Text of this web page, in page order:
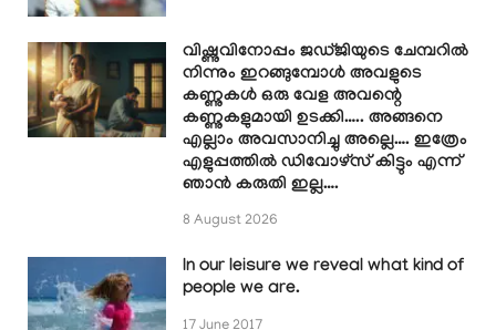
വിഷ്ണുവിനോപ്പം ജഡ്ജിയുടെ ചേമ്പറിൽ
നിന്നും ഇറങ്ങുമ്പോൾ അവളുടെ
കണ്ണുകൾ ഒരു വേള അവന്റെ
കണ്ണുകളുമായി ഉടക്കി….. അങ്ങനെ
എല്ലാം അവസാനിച്ചു അല്ലെ…. ഇത്രേം
എളുപ്പത്തിൽ ഡിവോഴ്സ് കിട്ടും എന്ന്
ഞാൻ കരുതി ഇല്ല….
8 August 2026
In our leisure we reveal what kind of
people we are.
17 June 2017